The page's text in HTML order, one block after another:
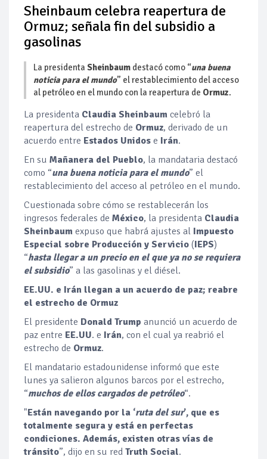
Baja 5% más el precio internacional del crudo por posible
acuerdo de paz
Petróleo continúa su descenso en el mercado internacional
Sheinbaum celebra reapertura de
Ormuz; señala fin del subsidio a
gasolinas
La presidenta Sheinbaum destacó como “una buena
noticia para el mundo” el restablecimiento del acceso
al petróleo en el mundo con la reapertura de Ormuz.
La presidenta Claudia Sheinbaum celebró la
reapertura del estrecho de Ormuz, derivado de un
acuerdo entre Estados Unidos e Irán.
En su Mañanera del Pueblo, la mandataria destacó
como “una buena noticia para el mundo” el
restablecimiento del acceso al petróleo en el mundo.
Cuestionada sobre cómo se restablecerán los
ingresos federales de México, la presidenta Claudia
Sheinbaum expuso que habrá ajustes al Impuesto
Especial sobre Producción y Servicio (IEPS)
“hasta llegar a un precio en el que ya no se requiera
el subsidio” a las gasolinas y el diésel.
EE.UU. e Irán llegan a un acuerdo de paz; reabre
el estrecho de Ormuz
El presidente Donald Trump anunció un acuerdo de
paz entre EE.UU. e Irán, con el cual ya reabrió el
estrecho de Ormuz.
El mandatario estadounidense informó que este
lunes ya salieron algunos barcos por el estrecho,
“muchos de ellos cargados de petróleo“.
"Están navegando por la ‘ruta del sur’, que es
totalmente segura y está en perfectas
condiciones. Además, existen otras vías de
tránsito”, dijo en su red Truth Social.